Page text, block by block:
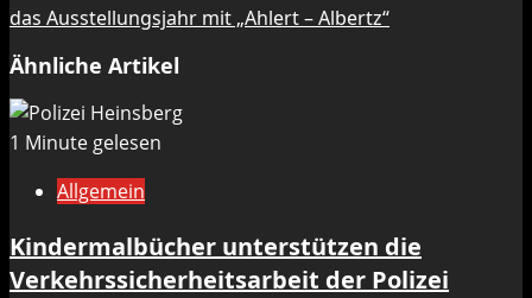
das Ausstellungsjahr mit „Ahlert – Albertz“
Ähnliche Artikel
1 Minute gelesen
Allgemein
Kindermalbücher unterstützen die
Verkehrssicherheitsarbeit der Polizei